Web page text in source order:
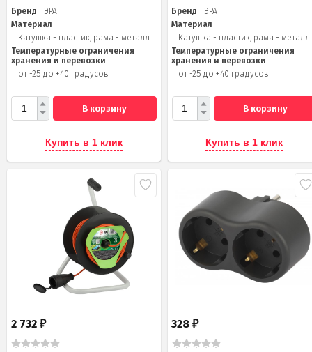
Бренд
ЭРА
Материал
Катушка - пластик, рама - металл
Температурные ограничения
хранения и перевозки
от -25 до +40 градусов
В корзину
Купить в 1 клик
Бренд
ЭРА
Материал
Катушка - пластик, рама - металл
Температурные ограничения
хранения и перевозки
от -25 до +40 градусов
В корзину
Купить в 1 клик
2 732 ₽ 328₽